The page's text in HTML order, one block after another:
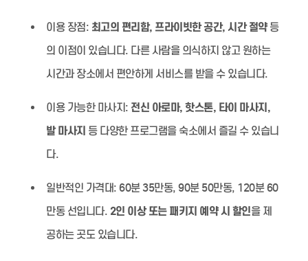
이용 장점: 최고의 편리함, 프라이빗한 공간, 시간 절약등
의 이점이 있습니다. 다른 사람을 의식하지 않고 원하는
시간과 장소에서 편안하게 서비스를 받을 수 있습니다.
이용 가능한 마사지: 전신 아로마, 핫스톤, 타이 마사지,
발 마사지 등 다양한 프로그램을 숙소에서 즐길 수 있습니
다.
일반적인 가격대: 60분 35만동, 90분 50만동, 120분 60
만동 선입니다. 2인 이상 또는 패키지 예약 시 할인을 제
공하는 곳도 있습니다.